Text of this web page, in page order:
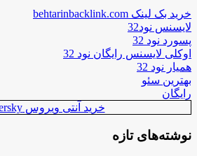
خرید بک لینک behtarinbacklink.com
لایسنس نود32
پسورد نود 32
اوکلی لایسنس رایگان نود 32
همیار نود 32
بهترین سئو
رایگان
خرید آنتی ویروس Kaspersky
نوشته‌های تازه